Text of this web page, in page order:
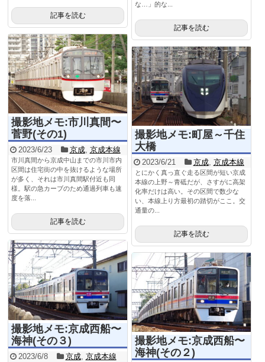
記事を読む
な…」的な...
記事を読む
撮影地メモ:市川真間〜
菅野(その1)
2023/6/23 京成, 京成本線
市川真間から京成中山までの市川市内
区間は住宅街の中を抜けるような場所
が多く、それは市川真間駅付近も同
様。駅の急カーブのため通過列車も速
度を落...
記事を読む
撮影地メモ:町屋～千住
大橋
2023/6/21 京成, 京成本線
とにかく真っ直ぐ走る区間が短い京成
本線の上野～青砥だが、さすがに高架
化率だけは高い。その区間で数少な
い、本線上り方最初の踏切がここ。交
通量の...
記事を読む
撮影地メモ:京成西船〜
海神(その３)
2023/6/8 京成, 京成本線
撮影地メモ:京成西船〜
海神(その２)